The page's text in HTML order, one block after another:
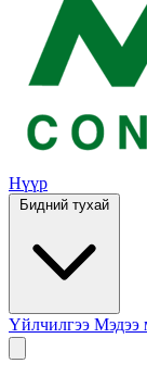
Нүүр
Бидний тухай
Үйлчилгээ Мэдээ